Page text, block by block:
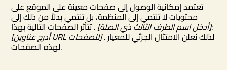
تعتمد إمكانية الوصول إلى صفحات معينة على الموقع على
محتويات لا تنتمي إلى المنظمة، بل تنتمي بدلاً من ذلك إلى
[أدخل اسم الطرف الثالث ذي الصلة]. تتأثر الصفحات التالية بهذا:
[أدرج عناوين URL للصفحات]. لذلك نعلن الامتثال الجزئي للمعيار
لهذه الصفحات.